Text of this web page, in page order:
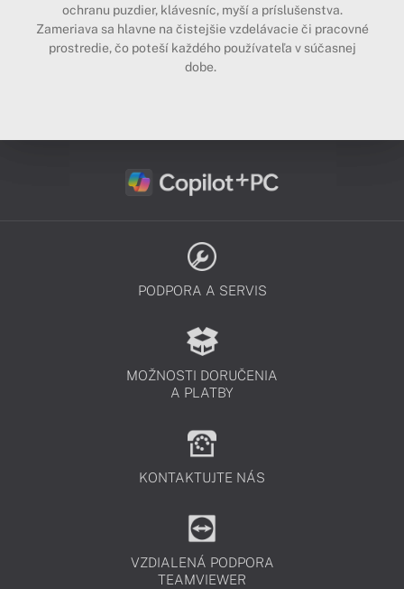
ochranu puzdier, klávesníc, myší a príslušenstva.
Zameriava sa hlavne na čistejšie vzdelávacie či pracovné
prostredie, čo poteší každého používateľa v súčasnej
dobe.
PODPORA A SERVIS
MOŽNOSTI DORUČENIA
A PLATBY
KONTAKTUJTE NÁS
VZDIALENÁ PODPORA
TEAMVIEWER